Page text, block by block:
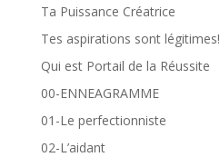
Ta Puissance Créatrice
Tes aspirations sont légitimes!
Qui est Portail de la Réussite
00-ENNEAGRAMME
01-Le perfectionniste
02-L’aidant